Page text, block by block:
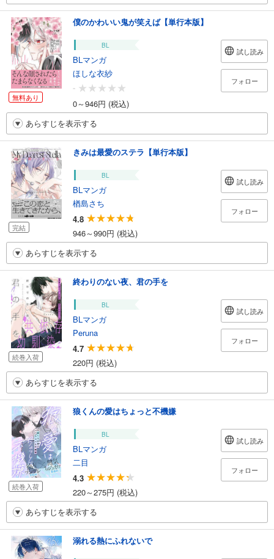
無料あり
僕のかわいい鬼が笑えば【単行本版】
BL
BLマンガ
ほしな衣紗
-
0～946円 (税込)
試し読み
フォロー
あらすじを表示する
完結
きみは最愛のステラ【単行本版】
BL
BLマンガ
楢島さち
4.8
946～990円 (税込)
試し読み
フォロー
あらすじを表示する
続巻入荷
終わりのない夜、君の手を
BL
BLマンガ
Peruna
4.7
220円 (税込)
試し読み
フォロー
あらすじを表示する
続巻入荷
狼くんの愛はちょっと不機嫌
BL
BLマンガ
二目
4.3
220～275円 (税込)
試し読み
フォロー
あらすじを表示する
溺れる熱にふれないで